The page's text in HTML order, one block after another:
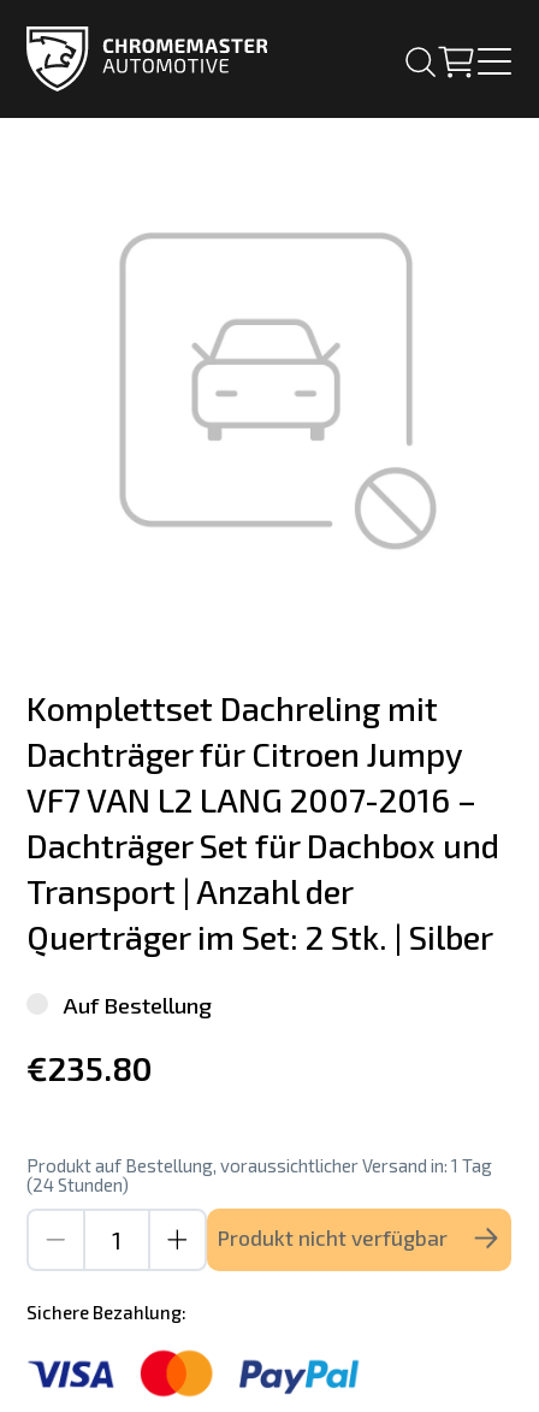
Komplettset Dachreling mit
Dachträger für Citroen Jumpy
VF7 VAN L2 LANG 2007-2016 –
Dachträger Set für Dachbox und
Transport | Anzahl der
Querträger im Set: 2 Stk. | Silber
Auf Bestellung
€235.80
Produkt auf Bestellung, voraussichtlicher Versand in: 1 Tag
(24 Stunden)
Produkt nicht verfügbar
Sichere Bezahlung: